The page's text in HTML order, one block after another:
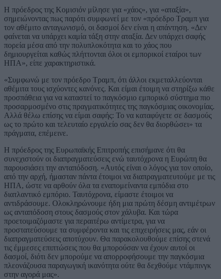
Η πρόεδρος της Κομισιόν μίλησε για «χάος», για «αταξία»,
σημειώνοντας πως παρότι συμφωνεί με τον «πρόεδρο Τραμπ για
τον αθέμιτο ανταγωνισμό, οι δασμοί δεν είναι η απάντηση. «Δεν
φαίνεται να υπάρχει καμία τάξη στην αταξία. Δεν υπάρχει σαφής
πορεία μέσα από την πολυπλοκότητα και το χάος που
δημιουργείται καθώς πλήττονται όλοι οι εμπορικοί εταίροι των
ΗΠΑ», είπε χαρακτηριστικά.
«Συμφωνώ με τον πρόεδρο Τραμπ, ότι άλλοι εκμεταλλεύονται
αθέμιτα τους ισχύοντες κανόνες. Και είμαι έτοιμη να στηρίξω κάθε
προσπάθεια για να καταστεί το παγκόσμιο εμπορικό σύστημα πιο
προσαρμοσμένο στις πραγματικότητες της παγκόσμιας οικονομίας.
Αλλά θέλω επίσης να είμαι σαφής: Το να καταφύγετε σε δασμούς
ως το πρώτο και τελευταίο εργαλείο σας δεν θα διορθώσει» τα
πράγματα, επέμεινε.
Η πρόεδρος της Ευρωπαϊκής Επιτροπής επισήμανε ότι θα
συνεχιστούν οι διαπραγματεύσεις ενώ ταυτόχρονα η Ευρώπη θα
παρουσιάσει την ανταπόδοση. «Αυτός είναι ο λόγος για τον οποίο,
από την αρχή, ήμασταν πάντα έτοιμοι να διαπραγματευτούμε με τις
ΗΠΑ, ώστε να αρθούν όλα τα εναπομείναντα εμπόδια στο
διατλαντικό εμπόριο. Ταυτόχρονα, είμαστε έτοιμοι να
αντιδράσουμε. Ολοκληρώνουμε ήδη μια πρώτη δέσμη αντιμέτρων
ως ανταπόδοση στους δασμούς στον χάλυβα. Και τώρα
προετοιμαζόμαστε για περαιτέρω αντίμετρα, για να
προστατεύσουμε τα συμφέροντα και τις επιχειρήσεις μας, εάν οι
διαπραγματεύσεις αποτύχουν. Θα παρακολουθούμε επίσης στενά
τις έμμεσες επιπτώσεις που θα μπορούσαν να έχουν αυτοί οι
δασμοί, διότι δεν μπορούμε να απορροφήσουμε την παγκόσμια
πλεονάζουσα παραγωγική ικανότητα ούτε θα δεχθούμε ντάμπινγκ
στην αγορά μας».